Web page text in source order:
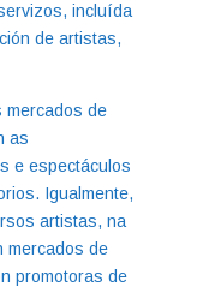
incluída
de artistas,
mercados de
as
e espectáculos
Igualmente,
artistas, na
mercados de
promotoras de